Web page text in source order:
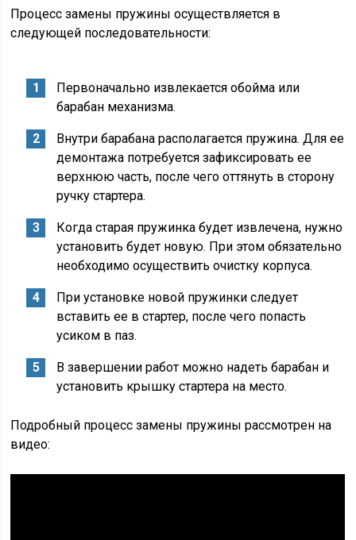
Процесс замены пружины осуществляется в
следующей последовательности:
Первоначально извлекается обойма или
барабан механизма.
Внутри барабана располагается пружина. Для ее
демонтажа потребуется зафиксировать ее
верхнюю часть, после чего оттянуть в сторону
ручку стартера.
Когда старая пружинка будет извлечена, нужно
установить будет новую. При этом обязательно
необходимо осуществить очистку корпуса.
При установке новой пружинки следует
вставить ее в стартер, после чего попасть
усиком в паз.
В завершении работ можно надеть барабан и
установить крышку стартера на место.
Подробный процесс замены пружины рассмотрен на
видео: